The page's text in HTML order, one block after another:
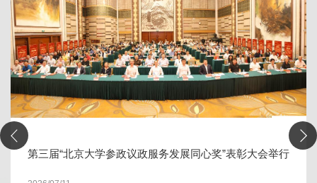
第三届“北京大学参政议政服务发展同心奖”表彰大会举行